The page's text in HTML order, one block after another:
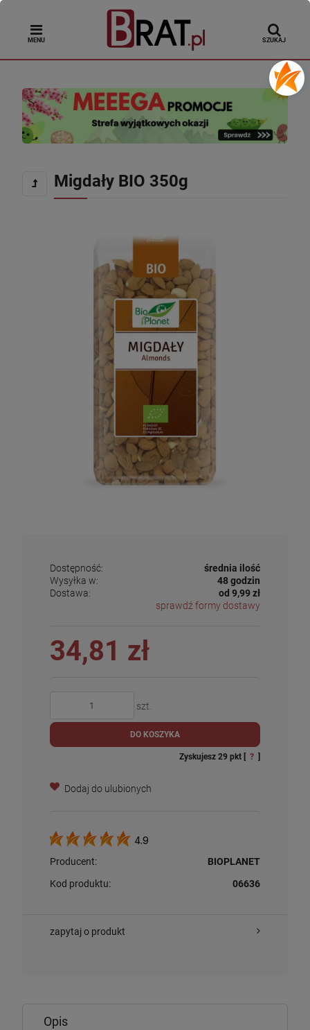
MENU SZUKAJ
Migdały BIO 350g
Dostępność:
średnia ilość
Wysyłka w:
48 godzin
Dostawa:
od 9,99 zł
sprawdź formy dostawy
34,81 zł
szt.
DO KOSZYKA
Zyskujesz 29 pkt [ ? ]
Dodaj do ulubionych
4.9
Producent:
BIOPLANET
Kod produktu:
06636
zapytaj o produkt
Opis